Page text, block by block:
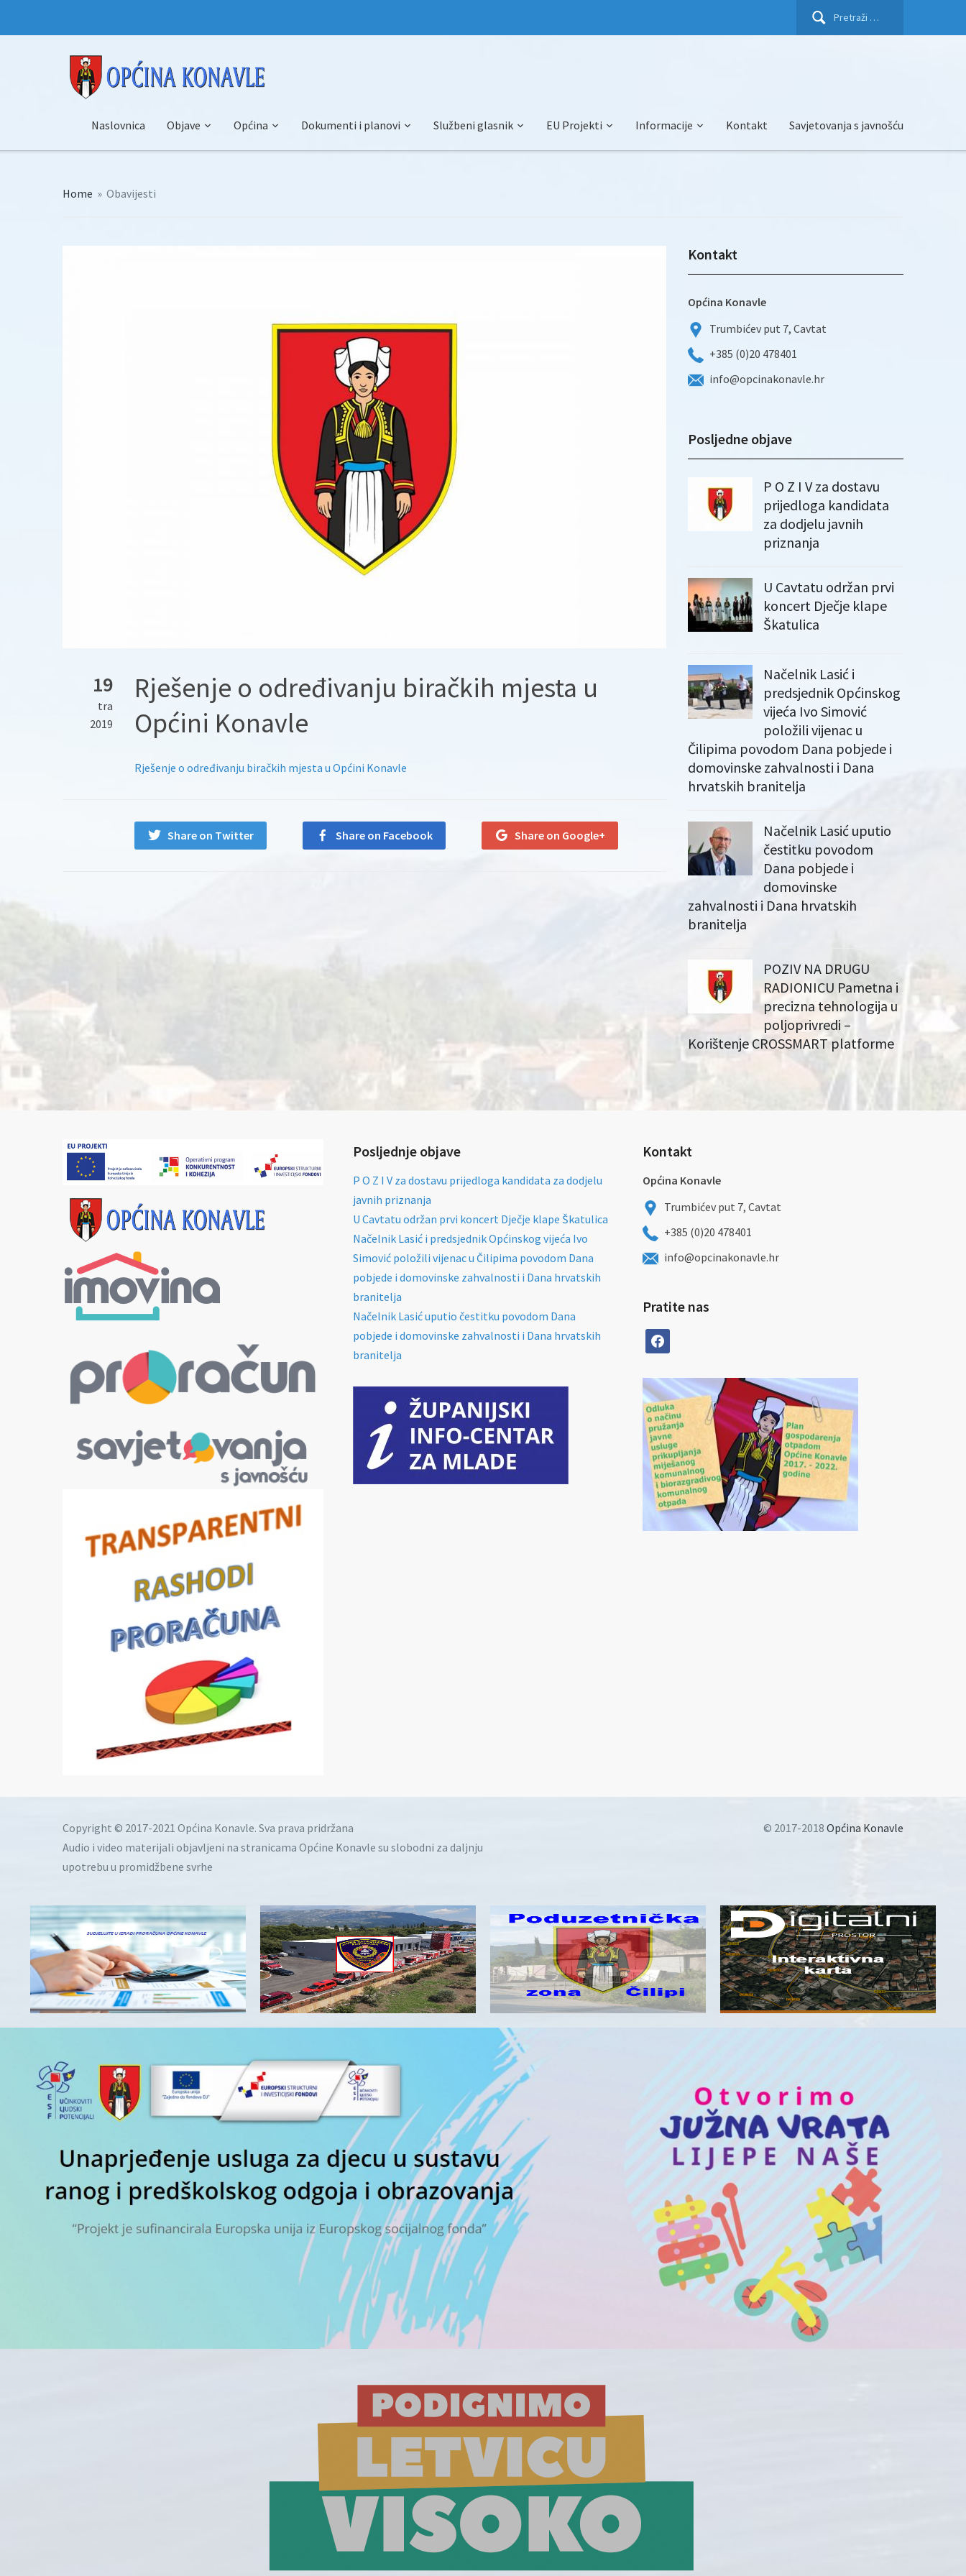
Pretraži:
Naslovnica Objave Općina Dokumenti i planovi Službeni glasnik EU Projekti Informacije Kontakt Savjetovanja s javnošću
Home » Obavijesti
19
tra
2019
Rješenje o određivanju biračkih mjesta u
Općini Konavle
Rješenje o određivanju biračkih mjesta u Općini Konavle
Share on Twitter Share on Facebook Share on Google+
Kontakt
Općina Konavle
Trumbićev put 7, Cavtat
+385 (0)20 478401
info@opcinakonavle.hr
Posljedne objave
P O Z I V za dostavu
prijedloga kandidata
za dodjelu javnih
priznanja
U Cavtatu održan prvi
koncert Dječje klape
Škatulica
Načelnik Lasić i
predsjednik Općinskog
vijeća Ivo Simović
položili vijenac u
Čilipima povodom Dana pobjede i
domovinske zahvalnosti i Dana
hrvatskih branitelja
Načelnik Lasić uputio
čestitku povodom
Dana pobjede i
domovinske
zahvalnosti i Dana hrvatskih
branitelja
POZIV NA DRUGU
RADIONICU Pametna i
precizna tehnologija u
poljoprivredi –
Korištenje CROSSMART platforme
Posljednje objave
P O Z I V za dostavu prijedloga kandidata za dodjelu
javnih priznanja
U Cavtatu održan prvi koncert Dječje klape Škatulica
Načelnik Lasić i predsjednik Općinskog vijeća Ivo
Simović položili vijenac u Čilipima povodom Dana
pobjede i domovinske zahvalnosti i Dana hrvatskih
branitelja
Načelnik Lasić uputio čestitku povodom Dana
pobjede i domovinske zahvalnosti i Dana hrvatskih
branitelja
Kontakt
Općina Konavle
Trumbićev put 7, Cavtat
+385 (0)20 478401
info@opcinakonavle.hr
Pratite nas
facebook
Copyright © 2017-2021 Općina Konavle. Sva prava pridržana
Audio i video materijali objavljeni na stranicama Općine Konavle su slobodni za daljnju
upotrebu u promidžbene svrhe
© 2017-2018 Općina Konavle